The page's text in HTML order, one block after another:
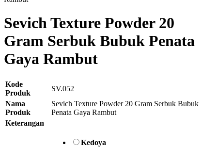
Sevich Texture Powder 20
Gram Serbuk Bubuk Penata
Gaya Rambut
Kode
Produk
SV.052
Nama
Produk
Sevich Texture Powder 20 Gram Serbuk Bubuk
Penata Gaya Rambut
Keterangan
Kedoya